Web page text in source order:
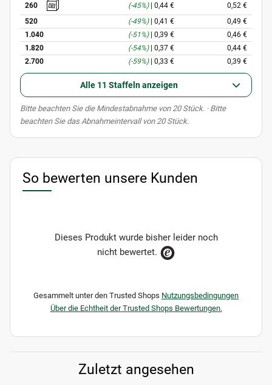
260
(-45%) 0,44 €
0,52 €
520
(-49%) 0,41 €
0,49 €
1.040
(-51%) 0,39 €
0,46 €
1.820
(-54%) 0,37 €
0,44 €
2.700
(-59%) 0,33 € 0,39 €
Alle 11 Staffeln anzeigen
xBitte beachten Sie die Mindestabnahme von 20 Stück. · Bitte
beachten Sie das Abnahmeintervall von 20 Stück.
So bewerten unsere Kunden
Dieses Produkt wurde bisher leider noch
nicht bewertet.
Gesammelt unter den Trusted Shops Nutzungsbedingungen
Über die Echtheit der Trusted Shops Bewertungen.
Zuletzt angesehen